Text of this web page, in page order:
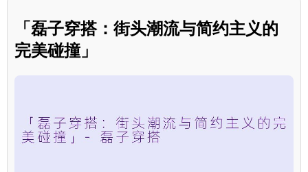
「磊子穿搭：街头潮流与简约主义的
完美碰撞」